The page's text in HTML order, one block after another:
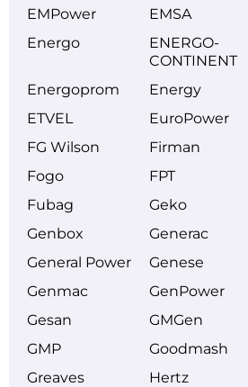
EMPower
EMSA
Energo
ENERGO­
CONTINENT
Energoprom
Energy
ETVEL
EuroPower
FG Wilson
Firman
Fogo
FPT
Fubag
Geko
Genbox
Generac
General Power
Genese
Genmac
GenPower
Gesan
GMGen
GMP
Goodmash
Greaves
Hertz